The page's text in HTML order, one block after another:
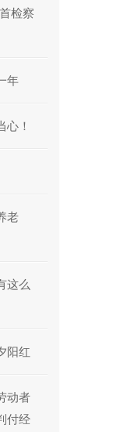
检察
年
心！
老
这么
阳红
动者
付经